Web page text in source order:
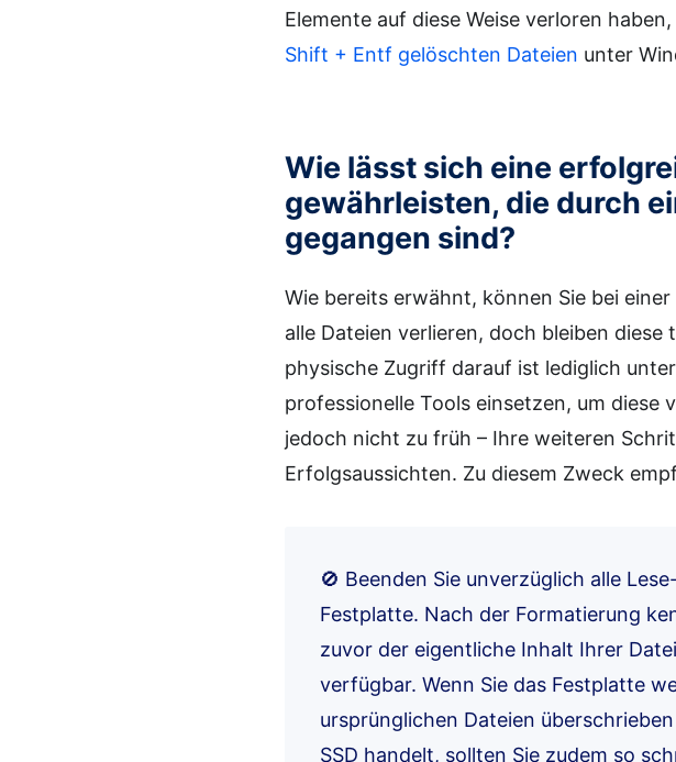
Elemente auf diese Weise verloren
Shift + Entf gelöschten Dateien unter
Wie lässt sich eine
gewährleisten, die durch
gegangen sind?
Wie bereits erwähnt, können Sie bei
alle Dateien verlieren, doch bleiben
physische Zugriff darauf ist lediglich
professionelle Tools einsetzen, um diese
jedoch nicht zu früh – Ihre weiteren
Erfolgsaussichten. Zu diesem Zweck
🚫 Beenden Sie unverzüglich alle
Festplatte. Nach der Formatierung
zuvor der eigentliche Inhalt Ihrer
verfügbar. Wenn Sie das Festplatte
ursprünglichen Dateien
SSD handelt, sollten Sie zudem so